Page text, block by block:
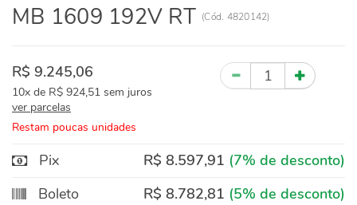
MB 1609 192V RT (Cód. 4820142)
R$ 9.245,06
10x de R$ 924,51 sem juros
ver parcelas
Restam poucas unidades
Quantidade
Pix R$ 8.597,91 (7% de desconto)
Boleto
R$ 8.782,81 (5% de desconto)